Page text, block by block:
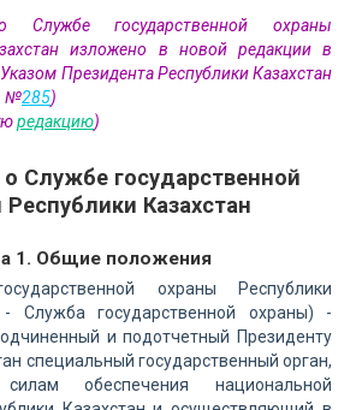
Службе государственной охраны
изложено в новой редакции в
Президента Республики Казахстан
№285)
редакцию)
Службе государственной
Казахстан
1. Общие положения
охраны Республики
- Служба государственной охраны) -
и подотчетный Президенту
специальный государственный орган,
обеспечения национальной